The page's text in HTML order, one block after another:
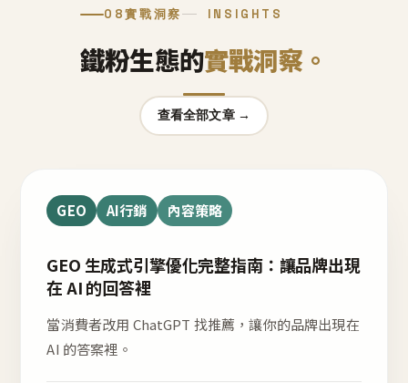
08實戰洞察 INSIGHTS
鐵粉生態的實戰洞察。
查看全部文章 →
GEO AI行銷 內容策略
GEO 生成式引擎優化完整指南：讓品牌出現
在 AI 的回答裡
當消費者改用 ChatGPT 找推薦，讓你的品牌出現在
AI 的答案裡。